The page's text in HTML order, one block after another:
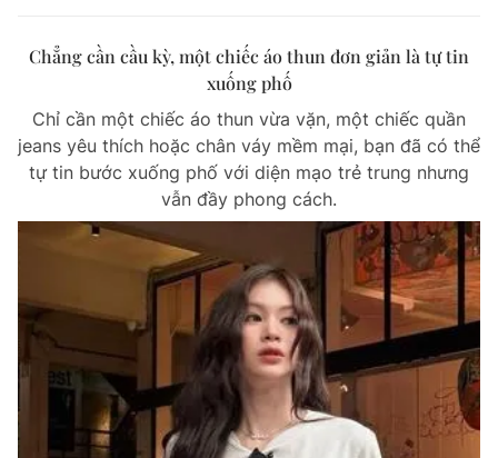
Chẳng cần cầu kỳ, một chiếc áo thun đơn giản là tự tin
xuống phố
Chỉ cần một chiếc áo thun vừa vặn, một chiếc quần
jeans yêu thích hoặc chân váy mềm mại, bạn đã có thể
tự tin bước xuống phố với diện mạo trẻ trung nhưng
vẫn đầy phong cách.